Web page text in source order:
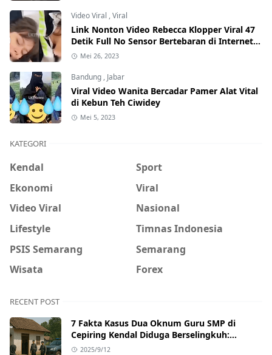
Video Viral ,Viral
Link Nonton Video Rebecca Klopper Viral 47
Detik Full No Sensor Bertebaran di Internet,
Hati-Hati Phising!
Mei 26, 2023
Bandung , Jabar
Viral Video Wanita Bercadar Pamer Alat Vital
di Kebun Teh Ciwidey
Mei 5, 2023
KATEGORI
Kendal
Sport
Ekonomi
Viral
Video Viral
Nasional
Lifestyle
Timnas Indonesia
PSIS Semarang
Semarang
Wisata
Forex
RECENT POST
7 Fakta Kasus Dua Oknum Guru SMP di
Cepiring Kendal Diduga Berselingkuh:
Kronologi, Pengakuan, hingga Sanksi
2025/9/12